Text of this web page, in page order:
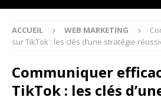
ACCUEIL WEB MARKETING
sur TikTok : les clés d’une stratégie
Communiquer
TikTok : les clés